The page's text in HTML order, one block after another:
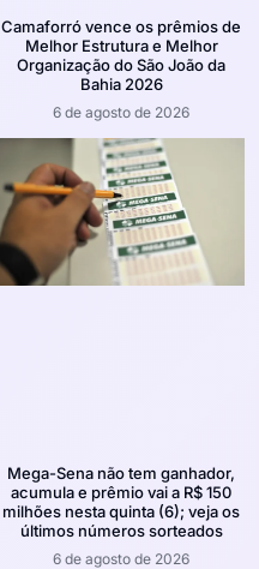
Camaforró vence os prêmios de
Melhor Estrutura e Melhor
Organização do São João da
Bahia 2026
6 de agosto de 2026
Mega-Sena não tem ganhador,
acumula e prêmio vai a R$ 150
milhões nesta quinta (6); veja os
últimos números sorteados
6 de agosto de 2026